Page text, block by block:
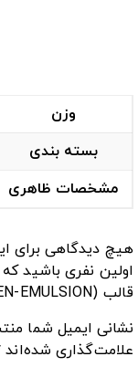
وزن
بسته بندی
مشخصات ظاهری
هیچ دیدگاهی برای
اولین نفری باشید
قالب (ALEN-EMULSION)”
نشانی ایمیل شما
علامت‌گذاری شده‌اند*